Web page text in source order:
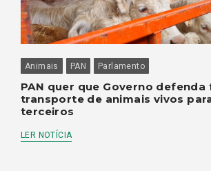
Animais PAN Parlamento
PAN quer que Governo defenda
transporte de animais vivos
terceiros
LER NOTÍCIA